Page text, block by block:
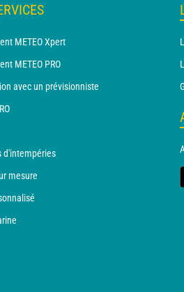
METEO Xpert
METEO PRO
avec un prévisionniste
d'intempéries
mesure